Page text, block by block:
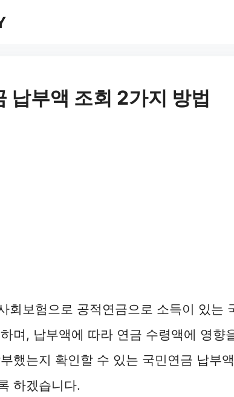
납부액 조회 2가지 방법
회보험으로 공적연금으로 소득이 있는
며, 납부액에 따라 연금 수령액에 영향
했는지 확인할 수 있는 국민연금 납부
하겠습니다.